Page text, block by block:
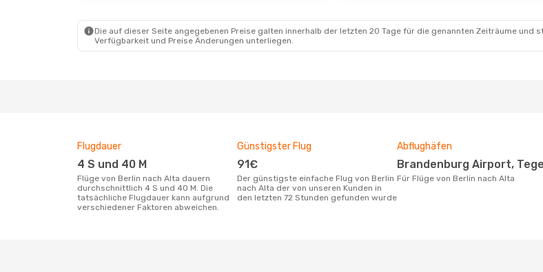
Scandinavian Airlines
2 Zwischenstopps
Scandinavian Airlines
2 Zwischenstopps
ALF
Die auf dieser Seite angegebenen Preise galten innerhalb der letzten 20 Tage für die genannten Zeiträume
Verfügbarkeit und Preise Änderungen unterliegen.
Flugdauer
4 S und 40 M
Flüge von Berlin nach Alta dauern
durchschnittlich 4 S und 40 M. Die
tatsächliche Flugdauer kann aufgrund
verschiedener Faktoren abweichen.
Günstigster Flug
91€
Der günstigste einfache Flug von Berlin
nach Alta der von unseren Kunden in
den letzten 72 Stunden gefunden wurde
Abflughäfen
Brandenburg Airport,
Für Flüge von Berlin nach Alta